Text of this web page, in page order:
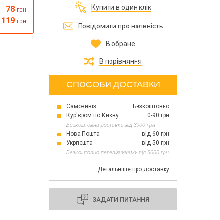
Все для виготовлення парфумів
Все для аромасаше та аромадифузорів
Тара косметична опт
Масло для мила оптом
Основи для скрабу
Трави для мила
Глина косметична
Новий рік, Різдво
1 жовтня День захисників та захисниць
України
78 грн
119 грн
Купити в один клік
Повідомити про наявність
В обране
В порівняння
СПОСОБИ ДОСТАВКИ
Самовивіз
Безкоштовно
Кур'єром по Києву
0-90 грн
Безкоштовна доставка від 3000 грн
Нова Пошта
від 60 грн
Укрпошта
від 50 грн
Безкоштовно перевізниками від 5000 грн
Детальніше про доставку
ЗАДАТИ ПИТАННЯ